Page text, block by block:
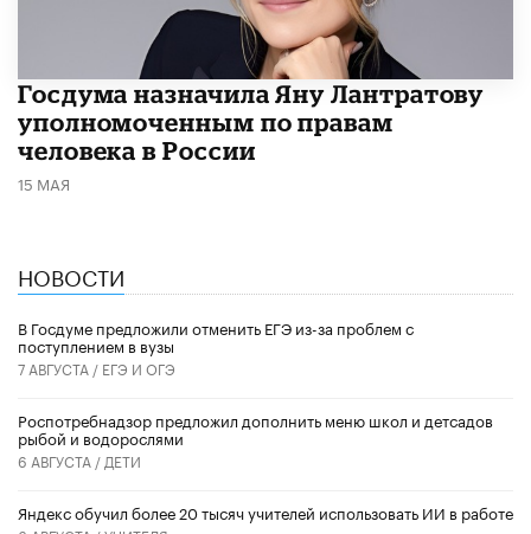
Госдума назначила Яну Лантратову
уполномоченным по правам
человека в России
15 МАЯ
НОВОСТИ
В Госдуме предложили отменить ЕГЭ из-за проблем с
поступлением в вузы
7 АВГУСТА / ЕГЭ И ОГЭ
Роспотребнадзор предложил дополнить меню школ и детсадов
рыбой и водорослями
6 АВГУСТА / ДЕТИ
​Яндекс обучил более 20 тысяч учителей использовать ИИ в работе